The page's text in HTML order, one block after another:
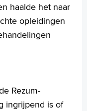
haalde het naar
opleidingen
Rezum-
ingrijpend is of